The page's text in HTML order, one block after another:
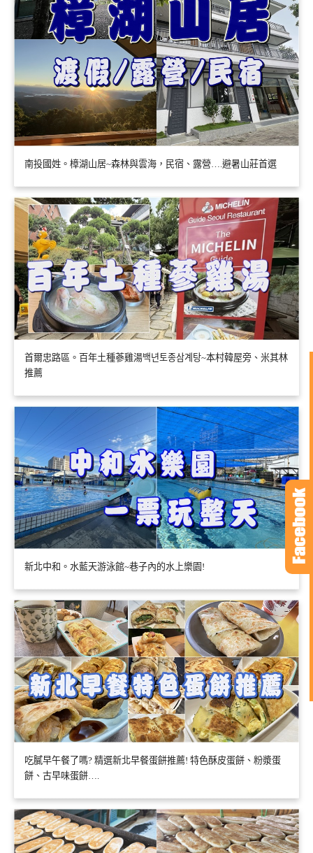
南投國姓。樟湖山居~森林與雲海，民宿、露營….避暑山莊首選
首爾忠路區。百年土種蔘雞湯백년토종삼계탕~本村韓屋旁、米其林
推薦
新北中和。水藍天游泳館~巷子內的水上樂園!
吃膩早午餐了嗎? 精選新北早餐蛋餅推薦! 特色酥皮蛋餅、粉漿蛋
餅、古早味蛋餅….